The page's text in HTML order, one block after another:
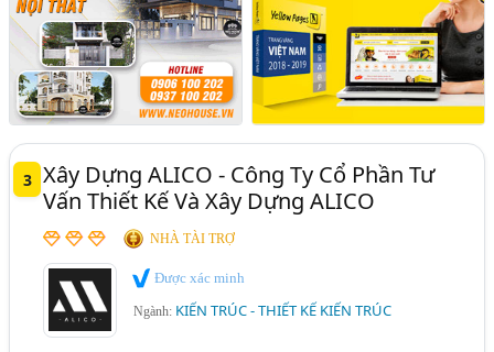
3 Xây Dựng ALICO - Công Ty Cổ Phần Tư
Vấn Thiết Kế Và Xây Dựng ALICO
NHÀ TÀI TRỢ
Được xác minh
Ngành: KIẾN TRÚC - THIẾT KẾ KIẾN TRÚC